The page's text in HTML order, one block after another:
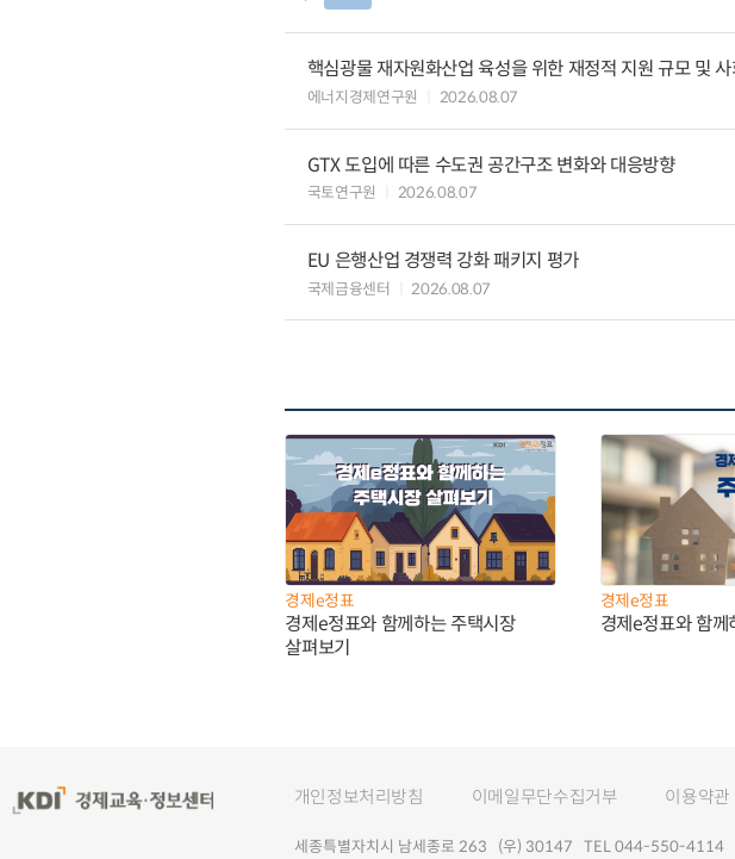
핵심광물 재자원화산업 육성을 위한 재정적 지원 규모 및
에너지경제연구원 2026.08.07
GTX 도입에 따른 수도권 공간구조 변화와 대응방향
국토연구원 2026.08.07
EU 은행산업 경쟁력 강화 패키지 평가
국제금융센터 2026.08.07
경제e정표
경제e정표와 함께하는 주택시장
살펴보기
경제e정표
경제e정표와 함께
개인정보처리방침 이메일무단수집거부 이용약관
세종특별자치시 남세종로 263 (우) 30147 TEL 044-550-4114